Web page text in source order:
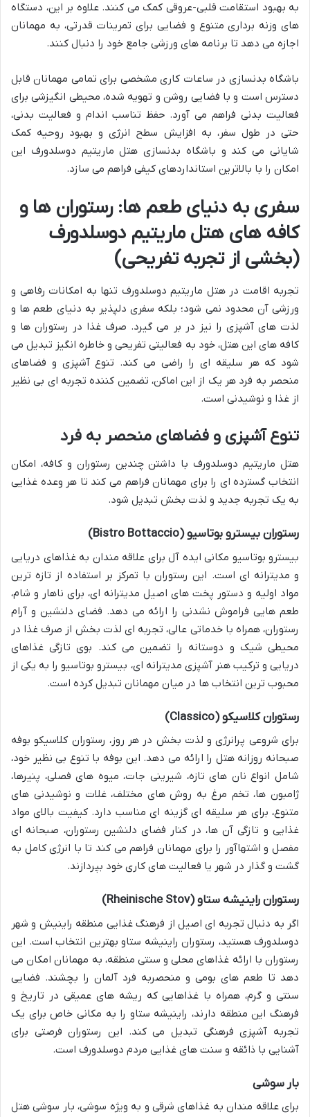
به بهبود استقامت قلبی-عروقی کمک می کنند. علاوه بر این، دستگاه
های وزنه برداری متنوع و فضایی برای تمرینات قدرتی، به مهمانان
اجازه می دهد تا برنامه های ورزشی جامع خود را دنبال کنند.
باشگاه بدنسازی در ساعات کاری مشخصی برای تمامی مهمانان قابل
دسترس است و با فضایی روشن و تهویه شده، محیطی انگیزشی برای
فعالیت بدنی فراهم می آورد. حفظ تناسب اندام و فعالیت بدنی،
حتی در طول سفر، به افزایش سطح انرژی و بهبود روحیه کمک
شایانی می کند و باشگاه بدنسازی هتل ماریتیم دوسلدورف این
امکان را با بالاترین استانداردهای کیفی فراهم می سازد.
سفری به دنیای طعم ها: رستوران ها و
کافه های هتل ماریتیم دوسلدورف
(بخشی از تجربه تفریحی)
تجربه اقامت در هتل ماریتیم دوسلدورف تنها به امکانات رفاهی و
ورزشی آن محدود نمی شود؛ بلکه سفری دلپذیر به دنیای طعم ها و
لذت های آشپزی را نیز در بر می گیرد. صرف غذا در رستوران ها و
کافه های این هتل، خود به فعالیتی تفریحی و خاطره انگیز تبدیل می
شود که هر سلیقه ای را راضی می کند. تنوع آشپزی و فضاهای
منحصر به فرد هر یک از این اماکن، تضمین کننده تجربه ای بی نظیر
از غذا و نوشیدنی است.
تنوع آشپزی و فضاهای منحصر به فرد
هتل ماریتیم دوسلدورف با داشتن چندین رستوران و کافه، امکان
انتخاب گسترده ای را برای مهمانان فراهم می کند تا هر وعده غذایی
به یک تجربه جدید و لذت بخش تبدیل شود.
رستوران بیسترو بوتاسیو (Bistro Bottaccio)
بیسترو بوتاسیو مکانی ایده آل برای علاقه مندان به غذاهای دریایی
و مدیترانه ای است. این رستوران با تمرکز بر استفاده از تازه ترین
مواد اولیه و دستور پخت های اصیل مدیترانه ای، برای ناهار و شام،
طعم هایی فراموش نشدنی را ارائه می دهد. فضای دلنشین و آرام
رستوران، همراه با خدماتی عالی، تجربه ای لذت بخش از صرف غذا در
محیطی شیک و دوستانه را تضمین می کند. بوی تازگی غذاهای
دریایی و ترکیب هنر آشپزی مدیترانه ای، بیسترو بوتاسیو را به یکی از
محبوب ترین انتخاب ها در میان مهمانان تبدیل کرده است.
رستوران کلاسیکو (Classico)
برای شروعی پرانرژی و لذت بخش در هر روز، رستوران کلاسیکو بوفه
صبحانه روزانه هتل را ارائه می دهد. این بوفه با تنوع بی نظیر خود،
شامل انواع نان های تازه، شیرینی جات، میوه های فصلی، پنیرها،
ژامبون ها، تخم مرغ به روش های مختلف، غلات و نوشیدنی های
متنوع، برای هر سلیقه ای گزینه ای مناسب دارد. کیفیت بالای مواد
غذایی و تازگی آن ها، در کنار فضای دلنشین رستوران، صبحانه ای
مفصل و اشتهاآور را برای مهمانان فراهم می کند تا با انرژی کامل به
گشت و گذار در شهر یا فعالیت های کاری خود بپردازند.
رستوران راینیشه ستاو (Rheinische Stov)
اگر به دنبال تجربه ای اصیل از فرهنگ غذایی منطقه راینیش و شهر
دوسلدورف هستید، رستوران راینیشه ستاو بهترین انتخاب است. این
رستوران با ارائه غذاهای محلی و سنتی منطقه، به مهمانان امکان می
دهد تا طعم های بومی و منحصربه فرد آلمان را بچشند. فضایی
سنتی و گرم، همراه با غذاهایی که ریشه های عمیقی در تاریخ و
فرهنگ این منطقه دارند، راینیشه ستاو را به مکانی خاص برای یک
تجربه آشپزی فرهنگی تبدیل می کند. این رستوران فرصتی برای
آشنایی با ذائقه و سنت های غذایی مردم دوسلدورف است.
بار سوشی
برای علاقه مندان به غذاهای شرقی و به ویژه سوشی، بار سوشی هتل